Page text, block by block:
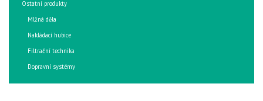
Ostatní produkty
Mlžná děla
Nakládací hubice
Filtrační technika
Dopravní systémy